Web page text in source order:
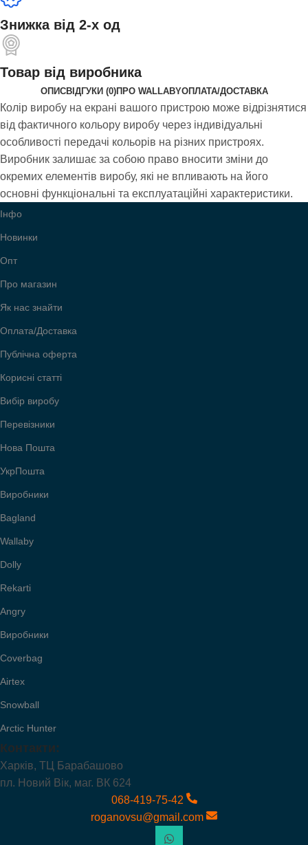
Знижка від 2-х од
Товар від виробника
ОПИСВІДГУКИ (0)ПРО WALLABYОПЛАТА/ДОСТАВКА
Колір виробу на екрані вашого пристрою може відрізнятися
від фактичного кольору виробу через індивідуальні
особливості передачі кольорів на різних пристроях.
Виробник залишає за собою право вносити зміни до
окремих елементів виробу, які не впливають на його
основні функціональні та експлуатаційні характеристики.
Інфо
Новинки
Опт
Про магазин
Як нас знайти
Оплата/Доставка
Публічна оферта
Корисні статті
Вибір виробу
Перевізники
Нова Пошта
УкрПошта
Виробники
Bagland
Wallaby
Dolly
Rekarti
Angry
Виробники
Coverbag
Airtex
Snowball
Arctic Hunter
Контакти:
Харків, ТЦ Барабашово
пл. Новий Вік, маг. ВК 624
068-419-75-42
roganovsu@gmail.com